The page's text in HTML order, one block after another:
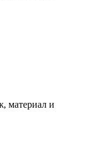
материал и